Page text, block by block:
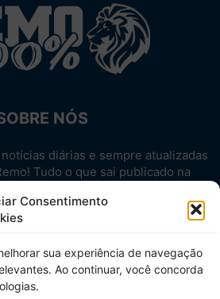
Consentimento
sua experiência de navegação
Ao continuar, você concorda
NÓS
diárias e sempre atualizadas
Tudo o que sai publicado na
Site não-oficial.
SIGA-NOS